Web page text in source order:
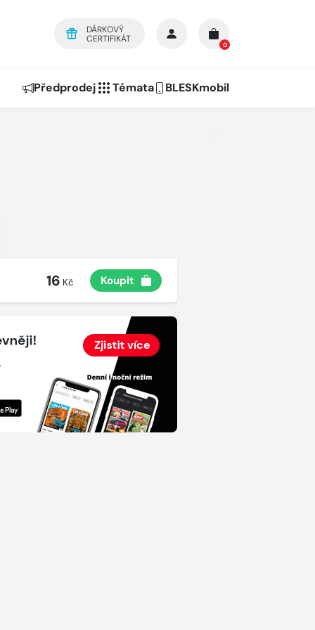
DÁRKOVÝ
CERTIFIKÁT
0
Předprodej Témata BLESKmobil
16 Kč Koupit